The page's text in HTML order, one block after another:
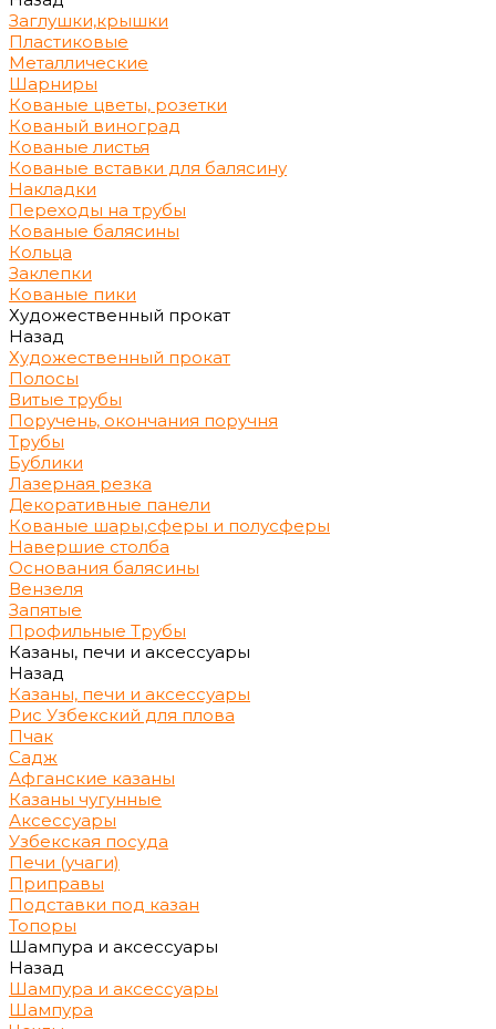
Заглушки,крышки
Пластиковые
Металлические
Шарниры
Кованые цветы, розетки
Кованый виноград
Кованые листья
Кованые вставки для балясину
Накладки
Переходы на трубы
Кованые балясины
Кольца
Заклепки
Кованые пики
Художественный прокат
Назад
Художественный прокат
Полосы
Витые трубы
Поручень, окончания поручня
Трубы
Бублики
Лазерная резка
Декоративные панели
Кованые шары,сферы и полусферы
Навершие столба
Основания балясины
Вензеля
Запятые
Профильные Трубы
Казаны, печи и аксессуары
Назад
Казаны, печи и аксессуары
Рис Узбекский для плова
Пчак
Садж
Афганские казаны
Казаны чугунные
Аксессуары
Узбекская посуда
Печи (учаги)
Приправы
Подставки под казан
Топоры
Шампура и аксессуары
Назад
Шампура и аксессуары
Шампура